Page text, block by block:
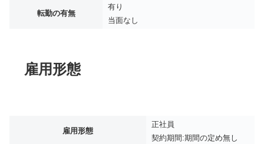
転勤の有無
有り
当面なし
雇用形態
雇用形態
正社員
契約期間:期間の定め無し